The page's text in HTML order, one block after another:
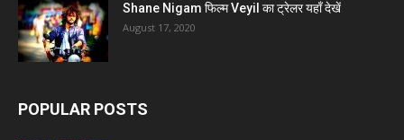
Shane Nigam फिल्म Veyil का ट्रेलर यहाँ देखें
August 17, 2020
POPULAR POSTS